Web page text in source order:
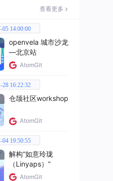
查看更多
14:00:00
openvela 城市沙龙
—北京站
AtomGit
16:22:32
仓颉社区workshop
AtomGit
19:50:55
解构“如意玲珑
（Linyaps）”
AtomGit